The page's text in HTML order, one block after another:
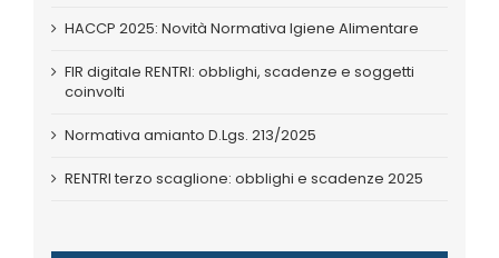
HACCP 2025: Novità Normativa Igiene Alimentare
FIR digitale RENTRI: obblighi, scadenze e soggetti
coinvolti
Normativa amianto D.Lgs. 213/2025
RENTRI terzo scaglione: obblighi e scadenze 2025